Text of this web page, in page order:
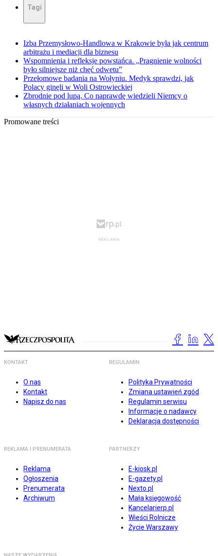
Tagi
Izba Przemysłowo-Handlowa w Krakowie była jak centrum
arbitrażu i mediacji dla biznesu
Wspomnienia i refleksje powstańca. „Pragnienie wolności
było silniejsze niż chęć odwetu”
Przełomowe badania na Wołyniu. Medyk sprawdzi, jak
Polacy ginęli w Woli Ostrowieckiej
Zbrodnie pod lupą. Co naprawdę wiedzieli Niemcy o
własnych działaniach wojennych
Promowane treści
KONTAKT
O nas
Kontakt
Napisz do nas
REGULAMIN
Polityka Prywatności
Zmiana ustawień zgód
Regulamin serwisu
Informacje o nadawcy
Deklaracja dostępności
REKLAMA I PRENUMERATA
Reklama
Ogłoszenia
Prenumerata
Archiwum
PARTNERZY
E-kiosk.pl
E-gazety.pl
Nexto.pl
Mała księgowość
Kancelarierp.pl
Wieści Rolnicze
Życie Warszawy